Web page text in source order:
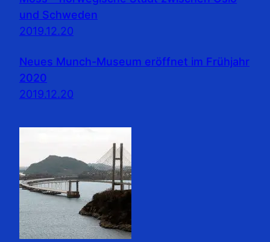
und Schweden
2019.12.20
Neues Munch-Museum eröffnet im Frühjahr
2020
2019.12.20